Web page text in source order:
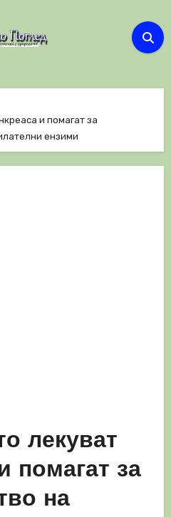
и помагат за
ензими
лекуват
помагат за
на